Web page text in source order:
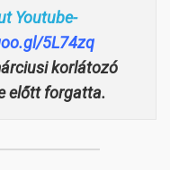
Youtube-
5L74zq
korlátozó
előtt forgatta.